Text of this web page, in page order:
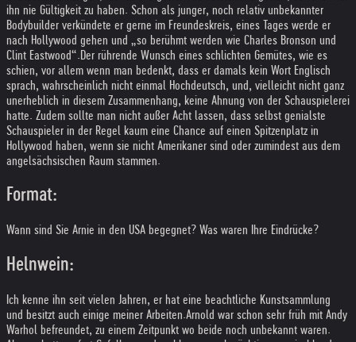
ihn nie Gültigkeit zu haben. Schon als junger, noch relativ unbekannter
Bodybuilder verkündete er gerne im Freundeskreis, eines Tages werde er
nach Hollywood gehen und „so berühmt werden wie Charles Bronson und
Clint Eastwood“.Der rührende Wunsch eines schlichten Gemütes, wie es
schien, vor allem wenn man bedenkt, dass er damals kein Wort Englisch
sprach, wahrscheinlich nicht einmal Hochdeutsch, und, vielleicht nicht ganz
unerheblich in diesem Zusammenhang, keine Ahnung von der Schauspielerei
hatte. Zudem sollte man nicht außer Acht lassen, dass selbst genialste
Schauspieler in der Regel kaum eine Chance auf einen Spitzenplatz in
Hollywood haben, wenn sie nicht Amerikaner sind oder zumindest aus dem
angelsächsischen Raum stammen.
Format:
Wann sind Sie Arnie in den USA begegnet? Was waren Ihre Eindrücke?
Helnwein:
Ich kenne ihn seit vielen Jahren, er hat eine beachtliche Kunstsammlung
und besitzt auch einige meiner Arbeiten.Arnold war schon sehr früh mit Andy
Warhol befreundet, zu einem Zeitpunkt wo beide noch unbekannt waren.